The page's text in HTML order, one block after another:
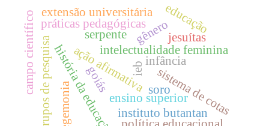
ação afirmativasistema de cotas
ensino superior
história da educaçãointelectualidade feminina
gênero
hegemonia
infância
práticas pedagógicas
extensão universitária
grupos de pesquisa
campo científico jesuítas
instituto butantan
serpente
soro
educação
goiás ieb